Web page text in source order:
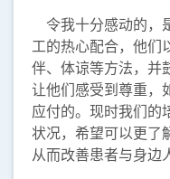
令我十分感动的，
工的热心配合，他们
伴、体谅等方法，并
让他们感受到尊重，
应付的。现时我们的
状况，希望可以更了
从而改善患者与身边